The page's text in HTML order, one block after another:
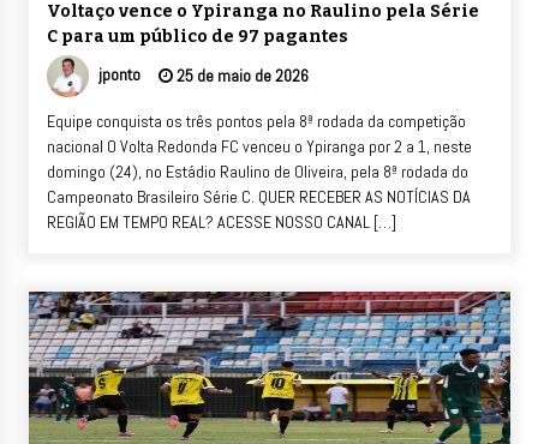
Voltaço vence o Ypiranga no Raulino pela Série
C para um público de 97 pagantes
jponto 25 de maio de 2026
Equipe conquista os três pontos pela 8ª rodada da competição
nacional O Volta Redonda FC venceu o Ypiranga por 2 a 1, neste
domingo (24), no Estádio Raulino de Oliveira, pela 8ª rodada do
Campeonato Brasileiro Série C. QUER RECEBER AS NOTÍCIAS DA
REGIÃO EM TEMPO REAL? ACESSE NOSSO CANAL […]